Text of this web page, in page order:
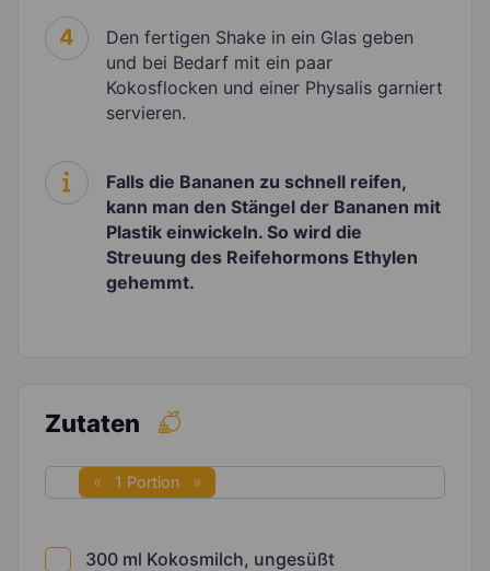
4
Den fertigen Shake in ein Glas geben
und bei Bedarf mit ein paar
Kokosflocken und einer Physalis garniert
servieren.
Falls die Bananen zu schnell reifen,
kann man den Stängel der Bananen mit
Plastik einwickeln. So wird die
Streuung des Reifehormons Ethylen
gehemmt.
Zutaten
1 Portion
300 ml Kokosmilch, ungesüßt